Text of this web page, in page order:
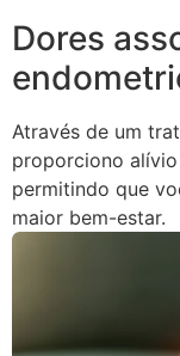
Dores
Através de um
proporciono
permitindo que
maior bem-estar.